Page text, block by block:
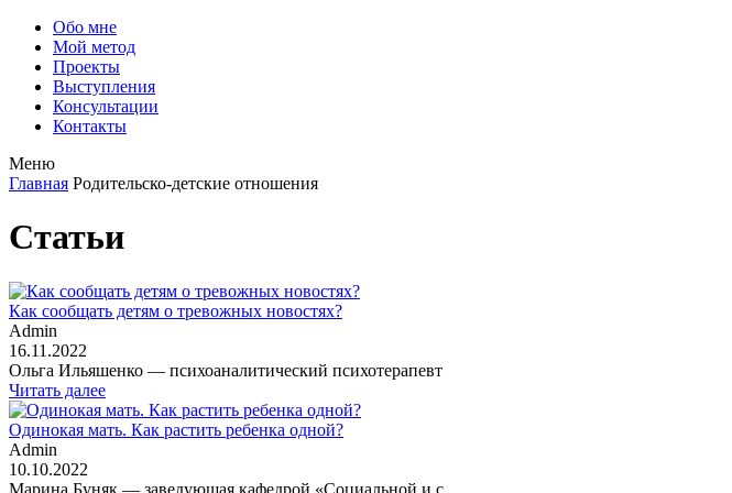
Обо мне
Мой метод
Проекты
Выступления
Консультации
Контакты
Меню
Главная Родительско-детские отношения
Статьи
Как сообщать детям о тревожных новостях?
Admin
16.11.2022
Ольга Ильяшенко — психоаналитический психотерапевт
Читать далее
Одинокая мать. Как растить ребенка одной?
Admin
10.10.2022
Марина Буняк — заведующая кафедрой «Социальной и с